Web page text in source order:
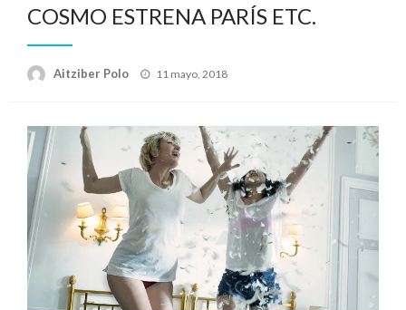
COSMO ESTRENA PARÍS ETC.
Aitziber Polo
Publicado
11 mayo, 2018